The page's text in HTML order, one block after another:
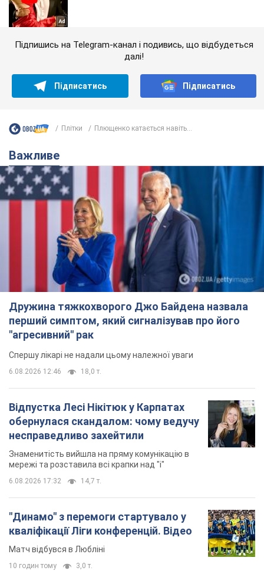
Підпишись на Telegram-канал і подивись, що відбудеться
далі!
Підписатись Підписатись
Плітки Плющенко катається навіть...
Важливе
Дружина тяжкохворого Джо Байдена назвала
перший симптом, який сигналізував про його
"агресивний" рак
Спершу лікарі не надали цьому належної уваги
6.08.2026 12:46 18,0 т.
Відпустка Лесі Нікітюк у Карпатах
обернулася скандалом: чому ведучу
несправедливо захейтили
Знаменитість вийшла на пряму комунікацію в
мережі та розставила всі крапки над "і"
6.08.2026 17:32 14,7 т.
"Динамо" з перемоги стартувало у
кваліфікації Ліги конференцій. Відео
Матч відбувся в Любліні
10 годин тому 3,0 т.